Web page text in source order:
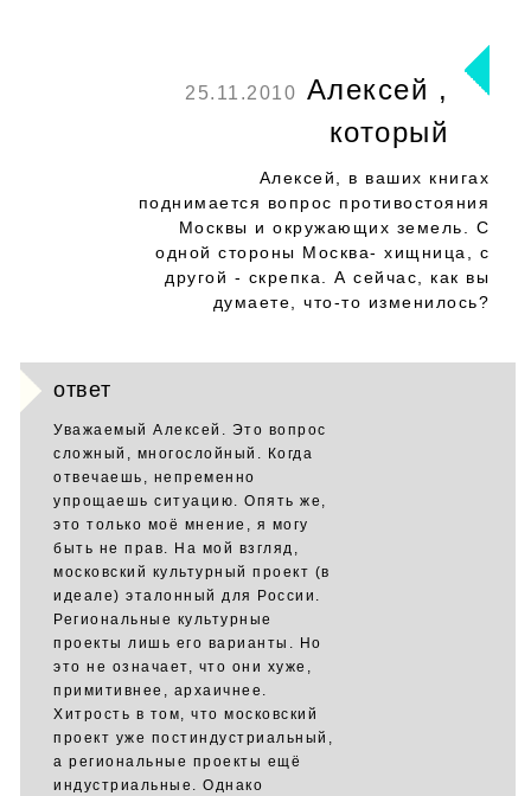
25.11.2010 Алексей ,
который
Алексей, в ваших книгах
поднимается вопрос противостояния
Москвы и окружающих земель. С
одной стороны Москва- хищница, с
другой - скрепка. А сейчас, как вы
думаете, что-то изменилось?
ответ
Уважаемый Алексей. Это вопрос
сложный, многослойный. Когда
отвечаешь, непременно
упрощаешь ситуацию. Опять же,
это только моё мнение, я могу
быть не прав. На мой взгляд,
московский культурный проект (в
идеале) эталонный для России.
Региональные культурные
проекты лишь его варианты. Но
это не означает, что они хуже,
примитивнее, архаичнее.
Хитрость в том, что московский
проект уже постиндустриальный,
а региональные проекты ещё
индустриальные. Однако